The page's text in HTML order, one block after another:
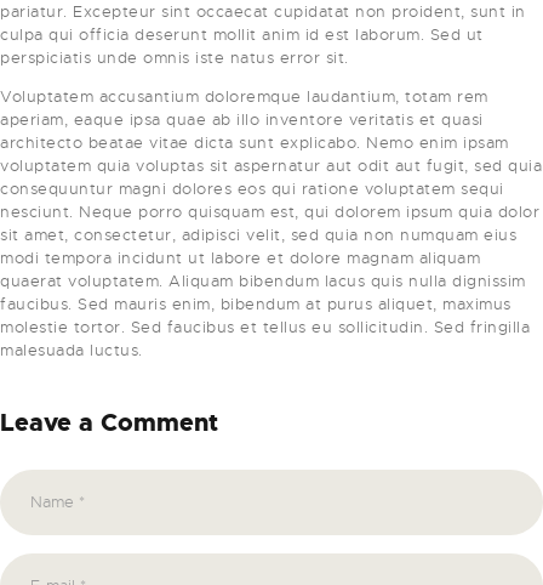
pariatur. Excepteur sint occaecat cupidatat non proident, sunt in
culpa qui officia deserunt mollit anim id est laborum. Sed ut
perspiciatis unde omnis iste natus error sit.
Voluptatem accusantium doloremque laudantium, totam rem
aperiam, eaque ipsa quae ab illo inventore veritatis et quasi
architecto beatae vitae dicta sunt explicabo. Nemo enim ipsam
voluptatem quia voluptas sit aspernatur aut odit aut fugit, sed quia
consequuntur magni dolores eos qui ratione voluptatem sequi
nesciunt. Neque porro quisquam est, qui dolorem ipsum quia dolor
sit amet, consectetur, adipisci velit, sed quia non numquam eius
modi tempora incidunt ut labore et dolore magnam aliquam
quaerat voluptatem. Aliquam bibendum lacus quis nulla dignissim
faucibus. Sed mauris enim, bibendum at purus aliquet, maximus
molestie tortor. Sed faucibus et tellus eu sollicitudin. Sed fringilla
malesuada luctus.
Leave a Comment